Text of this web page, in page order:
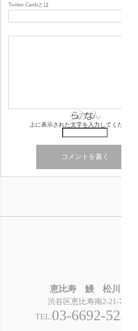
Twitter Cardsとは
上に表示された文字を入力してください。
恵比寿 鰻 松川
渋谷区恵比寿南2-21-7
TEL.03-6692-5224